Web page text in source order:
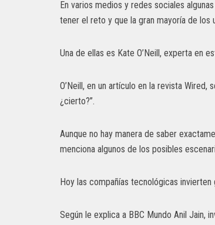
En varios medios y redes sociales
tener el reto y que la gran mayoría de los
Una de ellas es Kate O’Neill, experta en
O’Neill, en un artículo en la revista
¿cierto?”.
Aunque no hay manera de saber
menciona algunos de los posibles
Hoy las compañías tecnológicas
Según le explica a BBC Mundo Anil Jain,